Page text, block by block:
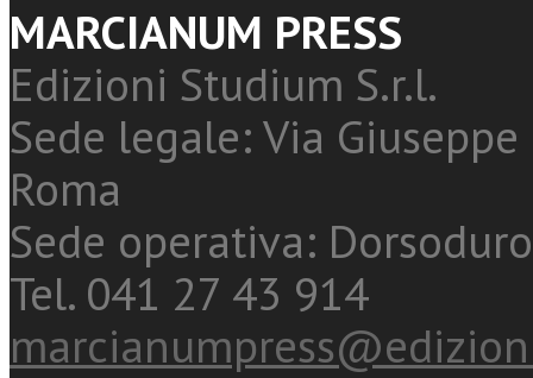
MARCIANUM PRESS
Edizioni Studium S.r.l.
Sede legale: Via
Roma
Sede operativa:
Tel. 041 27 43 914